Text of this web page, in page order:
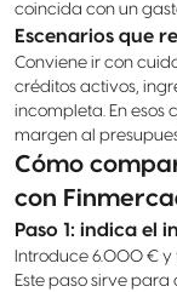
coincida con un
Escenarios que
Conviene ir con
créditos activos,
incompleta. En esos
margen al
Cómo
con
Paso 1: indica el
Introduce 6.000 € y
Este paso sirve